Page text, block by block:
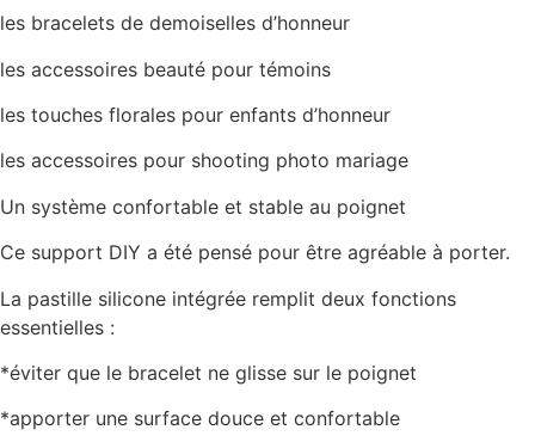
les bracelets de demoiselles d’honneur
les accessoires beauté pour témoins
les touches florales pour enfants d’honneur
les accessoires pour shooting photo mariage
Un système confortable et stable au poignet
Ce support DIY a été pensé pour être agréable à porter.
La pastille silicone intégrée remplit deux fonctions
essentielles :
*éviter que le bracelet ne glisse sur le poignet
*apporter une surface douce et confortable